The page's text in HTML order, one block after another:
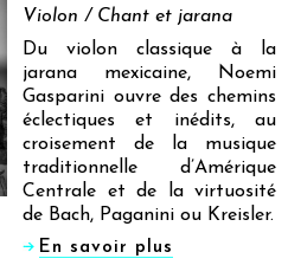
Violon / Chant et jarana
Du violon classique à la
jarana mexicaine, Noemi
Gasparini ouvre des chemins
éclectiques et inédits, au
croisement de la musique
traditionnelle d’Amérique
Centrale et de la virtuosité
de Bach, Paganini ou Kreisler.
En savoir plus